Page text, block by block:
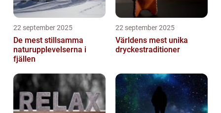
22 september 2025
De mest stillsamma
naturupplevelserna i
fjällen
22 september 2025
Världens mest unika
dryckestraditioner